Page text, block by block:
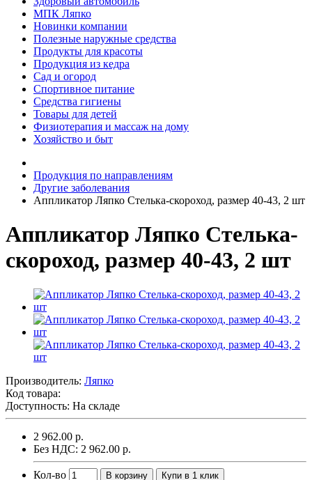
МПК Ляпко
Новинки компании
Полезные наружные средства
Продукты для красоты
Продукция из кедра
Сад и огород
Спортивное питание
Средства гигиены
Товары для детей
Физиотерапия и массаж на дому
Хозяйство и быт
Продукция по направлениям
Другие заболевания
Аппликатор Ляпко Стелька-скороход, размер 40-43, 2 шт
Аппликатор Ляпко Стелька-
скороход, размер 40-43, 2 шт
Производитель: Ляпко
Код товара:
Доступность: На складе
2 962.00 р.
Без НДС: 2 962.00 р.
Кол-во В корзину Купи в 1 клик